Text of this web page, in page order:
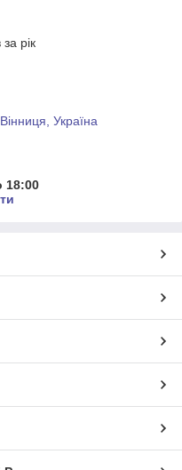
рік
Україна
18:00